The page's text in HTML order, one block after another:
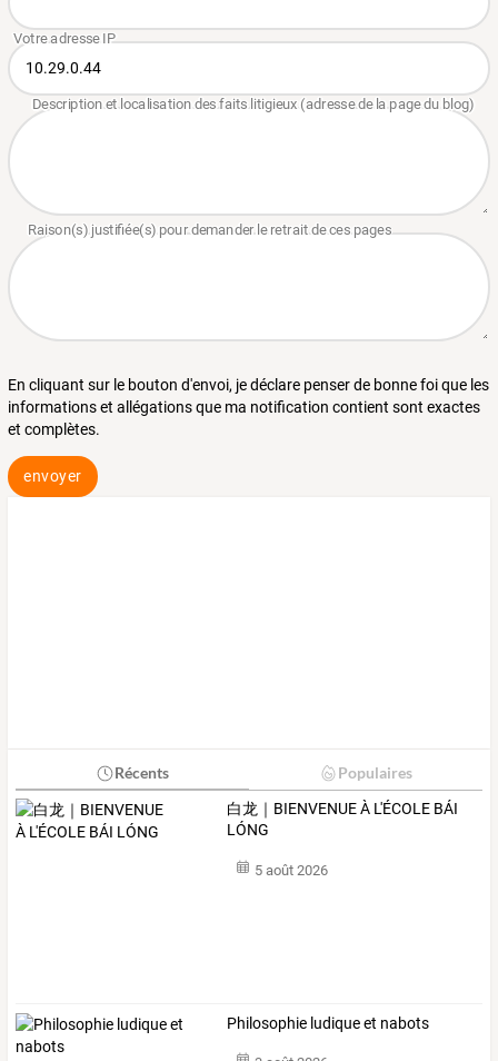
En cliquant sur le bouton d'envoi, je déclare penser de bonne foi que les
informations et allégations que ma notification contient sont exactes
et complètes.
envoyer
Récents Populaires
白龙｜BIENVENUE À L'ÉCOLE BÁI
LÓNG
5 août 2026
Philosophie ludique et nabots